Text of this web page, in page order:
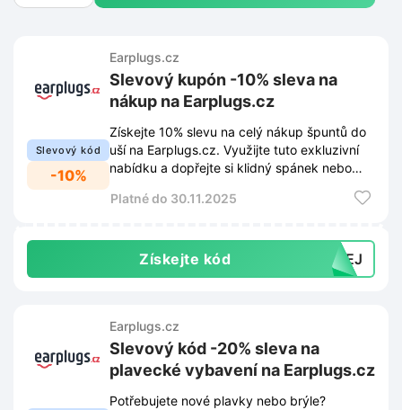
Slevový kód
-10%
Earplugs.cz
Slevový kupón -10% sleva na
nákup na Earplugs.cz
Získejte 10% slevu na celý nákup špuntů do
uší na Earplugs.cz. Využijte tuto exkluzivní
nabídku a dopřejte si klidný spánek nebo
Platné do 30.11.2025
Získejte kód JDEJ
Earplugs.cz
Slevový kód -20% sleva na
plavecké vybavení na Earplugs.cz
Potřebujete nové plavky nebo brýle?